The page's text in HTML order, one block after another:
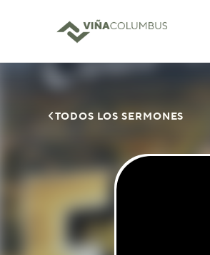
TODOS LOS SERMONES